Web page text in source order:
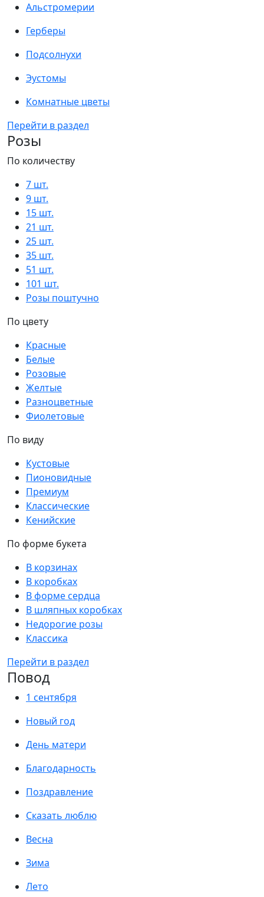
Альстромерии
Герберы
Подсолнухи
Эустомы
Комнатные цветы
Перейти в раздел
Розы
По количеству
7 шт.
9 шт.
15 шт.
21 шт.
25 шт.
35 шт.
51 шт.
101 шт.
Розы поштучно
По цвету
Красные
Белые
Розовые
Желтые
Разноцветные
Фиолетовые
По виду
Кустовые
Пионовидные
Премиум
Классические
Кенийские
По форме букета
В корзинах
В коробках
В форме сердца
В шляпных коробках
Недорогие розы
Классика
Перейти в раздел
Повод
1 сентября
Новый год
День матери
Благодарность
Поздравление
Сказать люблю
Весна
Зима
Лето